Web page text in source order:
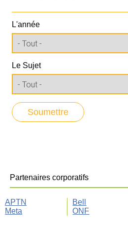
L'année
Le Sujet
Partenaires corporatifs
APTN Bell
Meta
ONF